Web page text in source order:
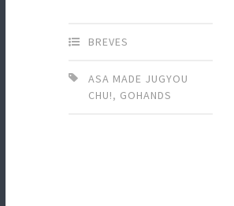
BREVES
ASA MADE JUGYOU
CHU!, GOHANDS